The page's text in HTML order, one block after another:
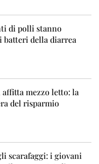
di polli stanno
batteri della diarrea
mezzo letto: la
del risparmio
scarafaggi: i giovani